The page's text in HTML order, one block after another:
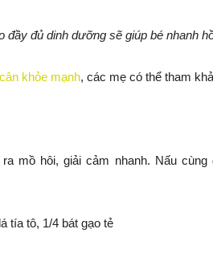
đầy đủ dinh dưỡng sẽ giúp bé nhanh
khỏe mạnh, các mẹ có thể tham
mồ hôi, giải cảm nhanh. Nấu
tía tô, 1/4 bát gạo tẻ